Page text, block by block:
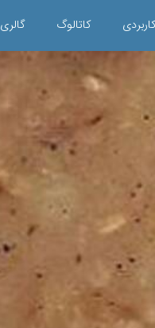
کاتالوگ گالری